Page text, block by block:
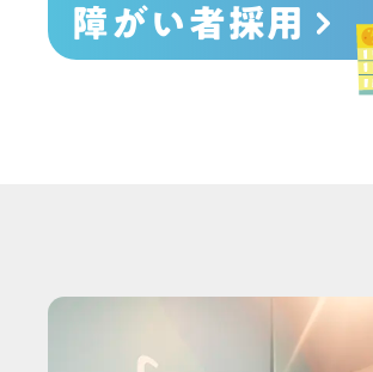
障がい者採用